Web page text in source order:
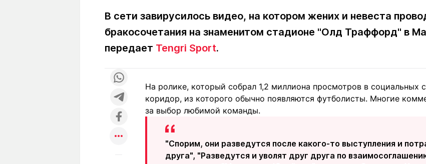
О проекте
+7 (777) 001 44 99
Реклама
+7 (700) 3 888 188
В сети завирусилось видео, на котором жених и невеста
бракосочетания на знаменитом стадионе "Олд Траффорд" в
передает Tengri Sport.
На ролике, который собрал 1,2 миллиона просмотров в социальных
коридор, из которого обычно появляются футболисты. Многие
за выбор любимой команды.
"Спорим, они разведутся после какого-то выступления и
друга", "Разведутся и уволят друг друга по